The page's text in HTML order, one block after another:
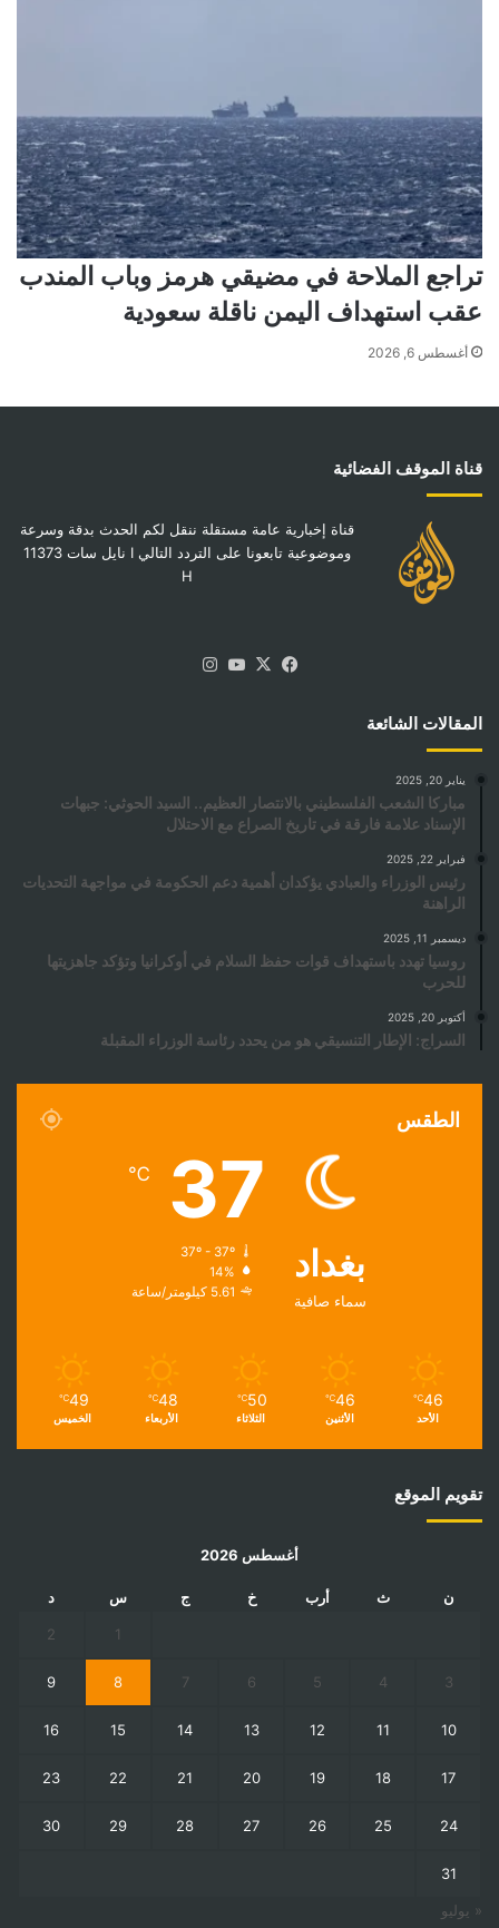
تراجع الملاحة في مضيقي هرمز وباب المندب
عقب استهداف اليمن ناقلة سعودية
أغسطس 6, 2026
قناة الموقف الفضائية
قناة إخبارية عامة مستقلة ننقل لكم الحدث بدقة وسرعة
وموضوعية تابعونا على التردد التالي I نايل سات 11373
H
فيسبوك
‫X
‫YouTube
المقالات الشائعة
يناير 20, 2025
مباركا الشعب الفلسطيني بالانتصار العظيم.. السيد الحوثي: جبهات
الإسناد علامة فارقة في تاريخ الصراع مع الاحتلال
فبراير 22, 2025
رئيس الوزراء والعبادي يؤكدان أهمية دعم الحكومة في مواجهة التحديات
الراهنة
ديسمبر 11, 2025
روسيا تهدد باستهداف قوات حفظ السلام في أوكرانيا وتؤكد جاهزيتها
للحرب
أكتوبر 20, 2025
السراج: الإطار التنسيقي هو من يحدد رئاسة الوزراء المقبلة
الطقس
بغداد
سماء صافية
37
℃
37º - 37º
14%
5.61 كيلومتر/ساعة
46
℃
الأحد
46
℃
الأثنين
50
℃
الثلاثاء
48
℃
الأربعاء
49
℃
الخميس
تقويم الموقع
أغسطس 2026
ن ث أرب خ ج س د
1
2
3
4
5
6
7
8
9
10
11
12
13
14
15
16
17
18
19
20
21
22
23
24
25
26
27
28
29
30
31
« يوليو